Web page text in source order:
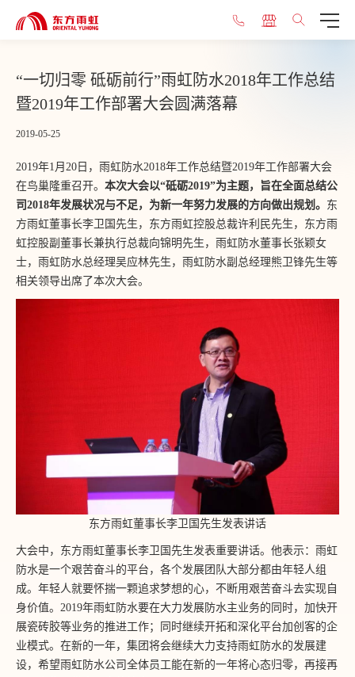
“一切归零 砥砺前行”雨虹防水2018年工作总结
暨2019年工作部署大会圆满落幕
2019-05-25
2019年1月20日，雨虹防水2018年工作总结暨2019年工作部署大会
在鸟巢隆重召开。 本次大会以“砥砺2019”为主题，旨在全面总结公
司2018年发展状况与不足，为新一年努力发展的方向做出规划。 东
方雨虹董事长李卫国先生，东方雨虹控股总裁许利民先生，东方雨
虹控股副董事长兼执行总裁向锦明先生，雨虹防水董事长张颖女
士，雨虹防水总经理吴应林先生，雨虹防水副总经理熊卫锋先生等
相关领导出席了本次大会。
东方雨虹董事长李卫国先生发表讲话
大会中，东方雨虹董事长李卫国先生发表重要讲话。他表示：雨虹
防水是一个艰苦奋斗的平台，各个发展团队大部分都由年轻人组
成。年轻人就要怀揣一颗追求梦想的心，不断用艰苦奋斗去实现自
身价值。2019年雨虹防水要在大力发展防水主业务的同时，加快开
展瓷砖胶等业务的推进工作；同时继续开拓和深化平台加创客的企
业模式。在新的一年，集团将会继续大力支持雨虹防水的发展建
设，希望雨虹防水公司全体员工能在新的一年将心态归零，再接再